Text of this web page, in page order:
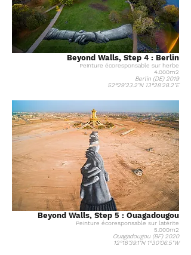
Beyond Walls, Step 4 : Berlin
Peinture écoresponsable sur herbe
4.000m2
Berlin (DE) 2019
52°29'23.2"N 13°28'28.2"E
Beyond Walls, Step 5 : Ouagadougou
Peinture écoresponsable sur latérite
5.000m2
Ouagadougou (BF) 2020
12°18'39.1"N 1°30'06.5"W